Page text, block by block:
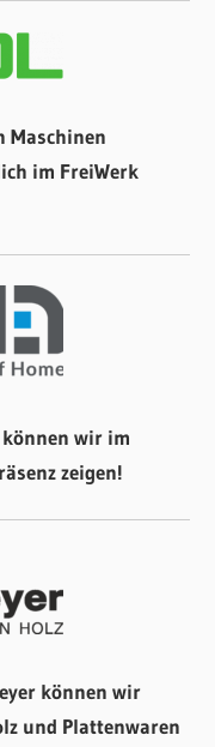
Maschinen
im FreiWerk
können wir im
zeigen!
können wir
und Plattenwaren